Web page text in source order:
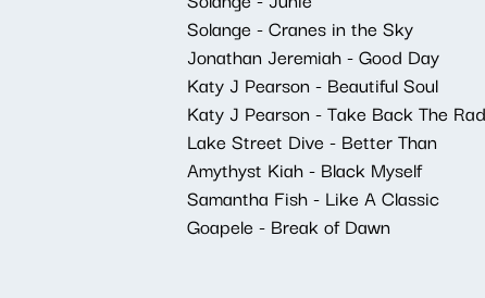
Solange - Cranes in the Sky
Jonathan Jeremiah - Good Day
Katy J Pearson - Beautiful Soul
Katy J Pearson - Take Back The
Lake Street Dive - Better Than
Amythyst Kiah - Black Myself
Samantha Fish - Like A Classic
Goapele - Break of Dawn